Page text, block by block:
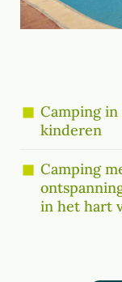
Camping
kinderen
Camping
in het hart